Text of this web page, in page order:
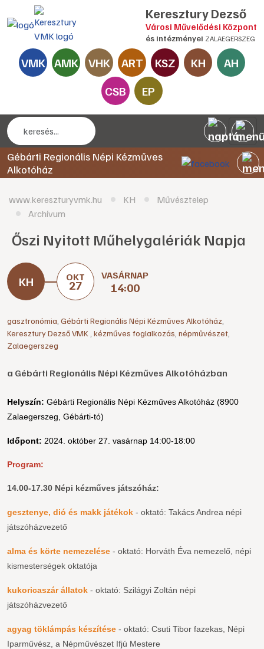
Keresztury Dezső
Városi Művelődési Központ
és intézményei ZALAEGERSZEG
VMK AMK VHK ART KSZ KH
AH
CSB
EP
Gébárti Regionális Népi Kézműves
Alkotóház
www.kereszturyvmk.hu KH
Művésztelep
Archívum
Őszi Nyitott Műhelygalériák Napja
OKT
27
VASÁRNAP
14:00
gasztronómia Gébárti Regionális Népi Kézműves Alkotóház
Keresztury Dezső VMK kézműves foglalkozás népművészet
Zalaegerszeg
a Gébárti Regionális Népi Kézműves Alkotóházban
Helyszín: Gébárti Regionális Népi Kézműves Alkotóház (8900
Zalaegerszeg, Gébárti-tó)
Időpont: 2024. október 27. vasárnap 14:00-18:00
Program:
14.00-17.30 Népi kézműves játszóház:
gesztenye, dió és makk játékok - oktató: Takács Andrea népi
játszóházvezető
alma és körte nemezelése - oktató: Horváth Éva nemezelő, népi
kismesterségek oktatója
kukoricaszár állatok - oktató: Szilágyi Zoltán népi
játszóházvezető
agyag töklámpás készítése - oktató: Csuti Tibor fazekas, Népi
Iparművész, a Népművészet Ifjú Mestere